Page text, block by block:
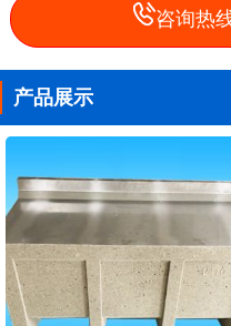
咨询热
产品展示